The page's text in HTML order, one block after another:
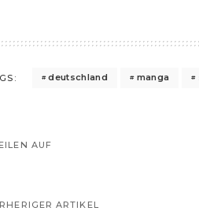
deutschland manga
AUF
ARTIKEL